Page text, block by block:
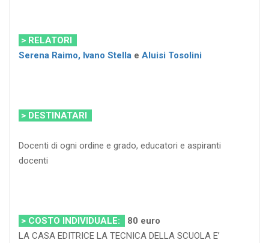
> RELATORI
Serena Raimo, Ivano Stella e Aluisi Tosolini
> DESTINATARI
Docenti di ogni ordine e grado, educatori e aspiranti
docenti
> COSTO INDIVIDUALE:
80 euro
LA CASA EDITRICE LA TECNICA DELLA SCUOLA E’